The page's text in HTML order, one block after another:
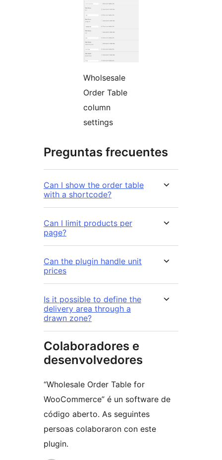
Wholsesale
Order Table
column
settings
Preguntas frecuentes
Can I show the order table
with a shortcode?
Can I limit products per
page?
Can the plugin handle unit
prices
Is it possible to define the
delivery area through a
drawn zone?
Colaboradores e
desenvolvedores
“Wholesale Order Table for
WooCommerce” é un software de
código aberto. As seguintes
persoas colaboraron con este
plugin.